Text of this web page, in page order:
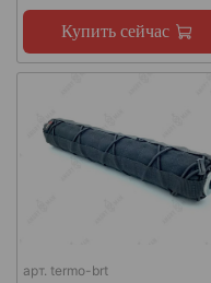
Купить сейчас
арт. termo-brt